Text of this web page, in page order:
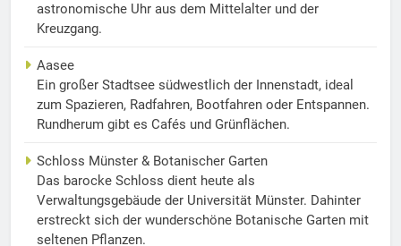
astronomische Uhr aus dem Mittelalter und der
Kreuzgang.
Aasee
Ein großer Stadtsee südwestlich der Innenstadt, ideal
zum Spazieren, Radfahren, Bootfahren oder Entspannen.
Rundherum gibt es Cafés und Grünflächen.
Schloss Münster & Botanischer Garten
Das barocke Schloss dient heute als
Verwaltungsgebäude der Universität Münster. Dahinter
erstreckt sich der wunderschöne Botanische Garten mit
seltenen Pflanzen.